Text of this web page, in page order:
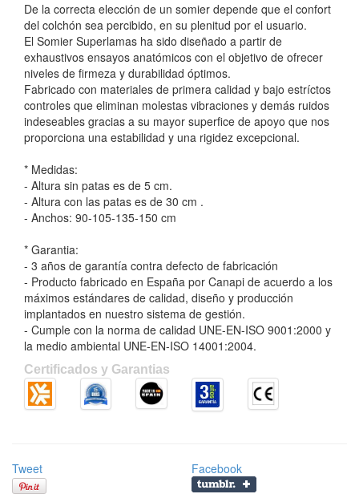
De la correcta elección de un somier depende que el confort
del colchón sea percibido, en su plenitud por el usuario.
El Somier Superlamas ha sido diseñado a partir de
exhaustivos ensayos anatómicos con el objetivo de ofrecer
niveles de firmeza y durabilidad óptimos.
Fabricado con materiales de primera calidad y bajo estríctos
controles que eliminan molestas vibraciones y demás ruidos
indeseables gracias a su mayor superfice de apoyo que nos
proporciona una estabilidad y una rigidez excepcional.
* Medidas:
- Altura sin patas es de 5 cm.
- Altura con las patas es de 30 cm .
- Anchos: 90-105-135-150 cm
* Garantia:
- 3 años de garantía contra defecto de fabricación
- Producto fabricado en España por Canapi de acuerdo a los
máximos estándares de calidad, diseño y producción
implantados en nuestro sistema de gestión.
- Cumple con la norma de calidad UNE-EN-ISO 9001:2000 y
la medio ambiental UNE-EN-ISO 14001:2004.
Certificados y Garantias
Tweet Facebook